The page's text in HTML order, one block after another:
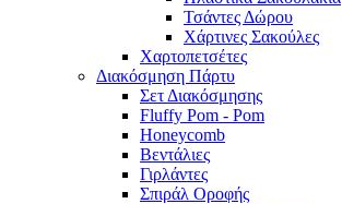
Τσάντες Δώρου
Χάρτινες Σακούλες
Χαρτοπετσέτες
Διακόσμηση Πάρτυ
Σετ Διακόσμησης
Fluffy Pom - Pom
Honeycomb
Βεντάλιες
Γιρλάντες
Σπιράλ Οροφής